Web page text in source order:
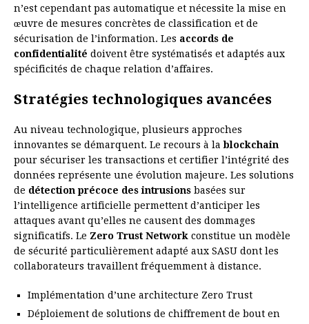
n’est cependant pas automatique et nécessite la mise en
œuvre de mesures concrètes de classification et de
sécurisation de l’information. Les accords de
confidentialité doivent être systématisés et adaptés aux
spécificités de chaque relation d’affaires.
Stratégies technologiques avancées
Au niveau technologique, plusieurs approches
innovantes se démarquent. Le recours à lablockchain
pour sécuriser les transactions et certifier l’intégrité des
données représente une évolution majeure. Les solutions
de détection précoce des intrusions basées sur
l’intelligence artificielle permettent d’anticiper les
attaques avant qu’elles ne causent des dommages
significatifs. Le Zero Trust Network constitue un modèle
de sécurité particulièrement adapté aux SASU dont les
collaborateurs travaillent fréquemment à distance.
Implémentation d’une architecture Zero Trust
Déploiement de solutions de chiffrement de bout en